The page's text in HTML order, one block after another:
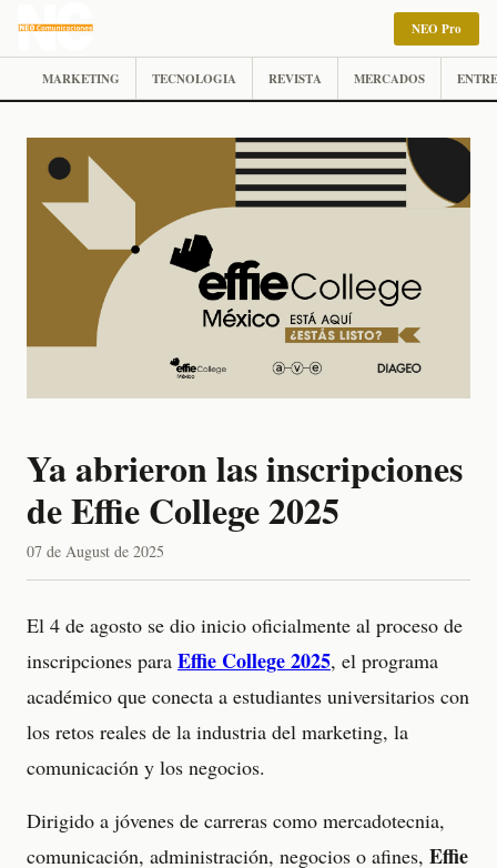
NEO Pro
MARKETING TECNOLOGIA REVISTA MERCADOS
Ya abrieron las inscripciones
de Effie College 2025
07 de August de 2025
El 4 de agosto se dio inicio oficialmente al proceso de
inscripciones para Effie College 2025, el programa
académico que conecta a estudiantes universitarios con
los retos reales de la industria del marketing, la
comunicación y los negocios.
Dirigido a jóvenes de carreras como mercadotecnia,
comunicación, administración, negocios o afines, Effie